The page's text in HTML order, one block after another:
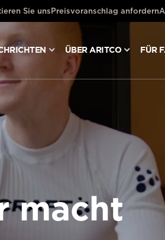
Sie unsPreisvoranschlag anfordern
ÜBER ARITCO FÜR
macht